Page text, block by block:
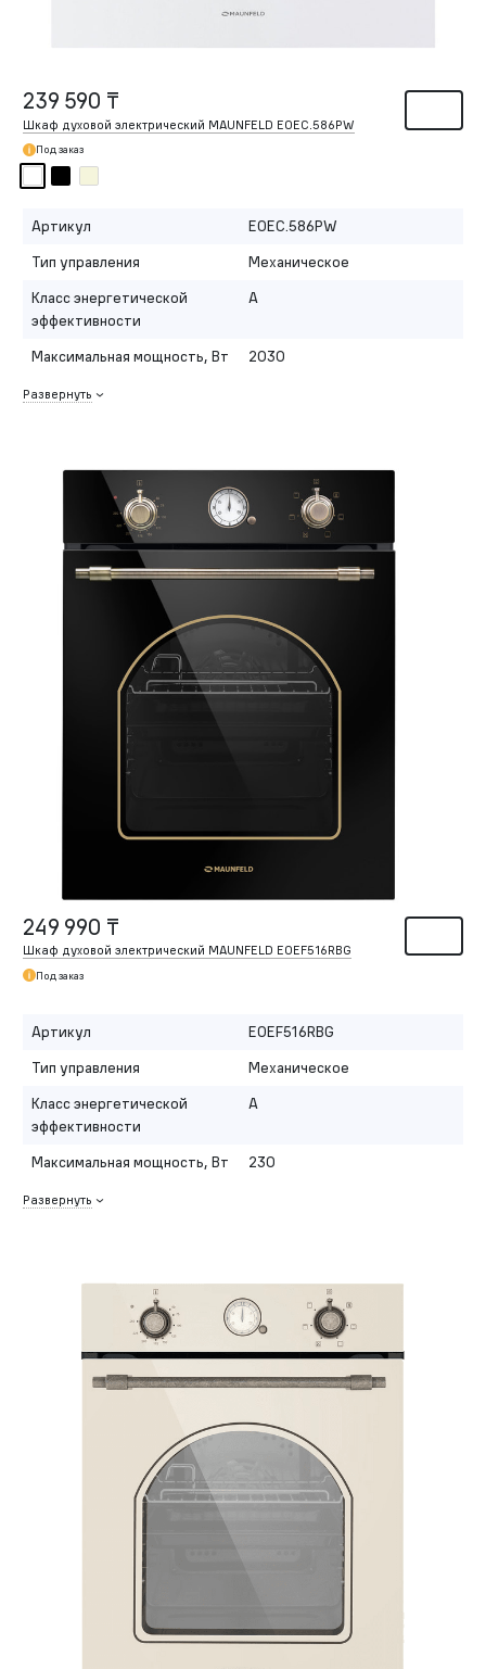
239 590 ₸
Шкаф духовой электрический MAUNFELD EOEC.586PW
Под заказ
Артикул
EOEC.586PW
Тип управления
Механическое
Класс энергетической
эффективности
A
Максимальная мощность, Вт 2030
Развернуть
249 990 ₸
Шкаф духовой электрический MAUNFELD EOEF516RBG
Под заказ
Артикул
EOEF516RBG
Тип управления
Механическое
Класс энергетической
эффективности
A
Максимальная мощность, Вт 230
Развернуть